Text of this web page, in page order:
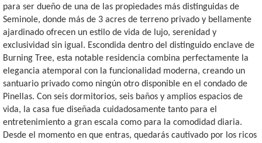
para ser dueño de una de las propiedades más distinguidas de
Seminole, donde más de 3 acres de terreno privado y bellamente
ajardinado ofrecen un estilo de vida de lujo, serenidad y
exclusividad sin igual. Escondida dentro del distinguido enclave de
Burning Tree, esta notable residencia combina perfectamente la
elegancia atemporal con la funcionalidad moderna, creando un
santuario privado como ningún otro disponible en el condado de
Pinellas. Con seis dormitorios, seis baños y amplios espacios de
vida, la casa fue diseñada cuidadosamente tanto para el
entretenimiento a gran escala como para la comodidad diaria.
Desde el momento en que entras, quedarás cautivado por los ricos